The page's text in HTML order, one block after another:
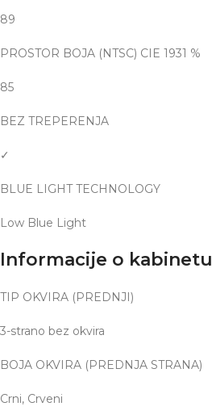
89
PROSTOR BOJA (NTSC) CIE 1931 %
85
BEZ TREPERENJA
✓
BLUE LIGHT TECHNOLOGY
Low Blue Light
Informacije o kabinetu
TIP OKVIRA (PREDNJI)
3-strano bez okvira
BOJA OKVIRA (PREDNJA STRANA)
Crni, Crveni